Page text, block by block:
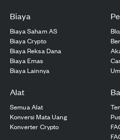
Biaya
Biaya Saham AS
Biaya Crypto
Biaya Reksa Dana
Biaya Emas
Biaya Lainnya
Alat
Semua Alat
Konversi Mata Uang
Konverter Crypto